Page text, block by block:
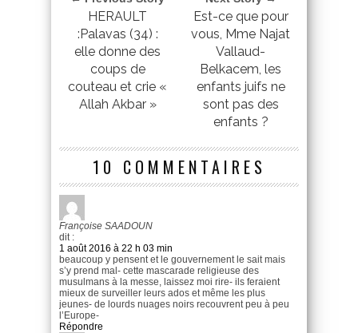
HERAULT
:Palavas (34) :
elle donne des
coups de
couteau et crie «
Allah Akbar »
Est-ce que pour
vous, Mme Najat
Vallaud-
Belkacem, les
enfants juifs ne
sont pas des
enfants ?
10 COMMENTAIRES
Françoise SAADOUN
dit :
1 août 2016 à 22 h 03 min
beaucoup y pensent et le gouvernement le sait mais
s’y prend mal- cette mascarade religieuse des
musulmans à la messe, laissez moi rire- ils feraient
mieux de surveiller leurs ados et même les plus
jeunes- de lourds nuages noirs recouvrent peu à peu
l’Europe-
Répondre